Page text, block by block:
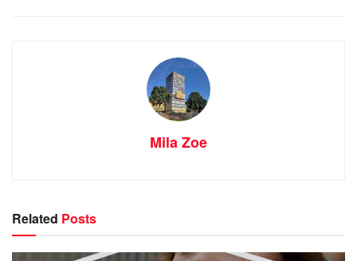
Mila Zoe
Related Posts